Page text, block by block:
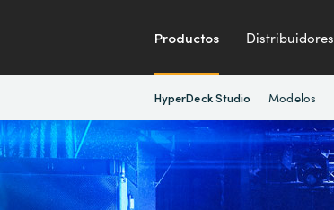
Productos Distribuidores
HyperDeck Studio Modelos